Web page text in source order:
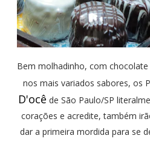
Bem molhadinho, com
nos mais variados sabores, os
D'ocê de São Paulo/SP
corações e acredite, também
dar a primeira mordida para se